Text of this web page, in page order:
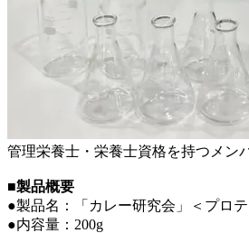
管理栄養士・栄養士資格を持つメン
■製品概要
●製品名：「カレー研究会」＜プロ
●内容量：200g